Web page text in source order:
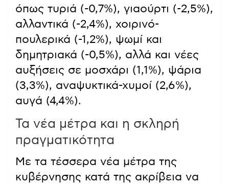
όπως τυριά (-0,7%), γιαούρτι (-2,5%),
αλλαντικά (-2,4%), χοιρινό-
πουλερικά (-1,2%), ψωμί και
δημητριακά (-0,5%), αλλά και νέες
αυξήσεις σε μοσχάρι (1,1%), ψάρια
(3,3%), αναψυκτικά-χυμοί (2,6%),
αυγά (4,4%).
Τα νέα μέτρα και η σκληρή
πραγματικότητα
Με τα τέσσερα νέα μέτρα της
κυβέρνησης κατά της ακρίβεια να